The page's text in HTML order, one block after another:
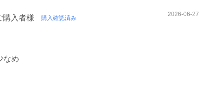
購入者様 購入確認済み
2026-06-27
なめ